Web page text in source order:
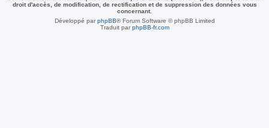
droit d'accès, de modification, de rectification et de suppression des données vous
concernant.
Développé parphpBB® Forum Software © phpBB Limited
Traduit parphpBB-fr.com